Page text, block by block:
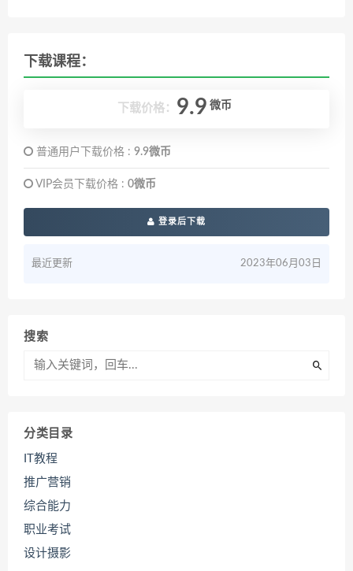
下载课程：
下载价格： 9.9 微币
普通用户下载价格 : 9.9微币
VIP会员下载价格 : 0微币
登录后下载
最近更新 2023年06月03日
搜索
分类目录
IT教程
推广营销
综合能力
职业考试
设计摄影